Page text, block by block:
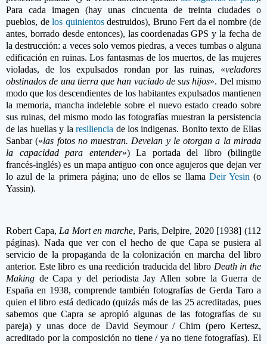
Para cada imagen (hay unas cincuenta de treinta ciudades o
pueblos, de los quinientosdestruidos), Bruno Fert da el nombre (de
antes, borrado desde entonces), las coordenadas GPS y la fecha de
la destrucción: a veces solo vemos piedras, a veces tumbas o alguna
edificación en ruinas. Los fantasmas de los muertos, de las mujeres
violadas, de los expulsados rondan por las ruinas, «veladores
obstinados de una tierra que han vaciado de sus hijos». Del mismo
modo que los descendientes de los habitantes expulsados mantienen
la memoria, mancha indeleble sobre el nuevo estado creado sobre
sus ruinas, del mismo modo las fotografías muestran la persistencia
de las huellas y laresiliencia de los indigenas. Bonito texto de Elias
Sanbar («las fotos no muestran. Develan y le otorgan a la mirada
la capacidad para entender») La portada del libro (bilingüe
francés-inglés) es un mapa antiguo con once agujeros que dejan ver
lo azul de la primera página; uno de ellos se llama Deir Yesin (o
Yassin).
Robert Capa, La Mort en marche, Paris, Delpire, 2020 [1938] (112
páginas). Nada que ver con el hecho de que Capa se pusiera al
servicio de la propaganda de la colonización en marcha del libro
anterior. Este libro es una reedición traducida del libro Death in the
Making de Capa y del periodista Jay Allen sobre la Guerra de
España en 1938, comprende también fotografías de Gerda Taro a
quien el libro está dedicado (quizás más de las 25 acreditadas, pues
sabemos que Capra se apropió algunas de las fotografías de su
pareja) y unas doce de David Seymour / Chim (pero Kertesz,
acreditado por la composición no tiene / ya no tiene fotografías). El